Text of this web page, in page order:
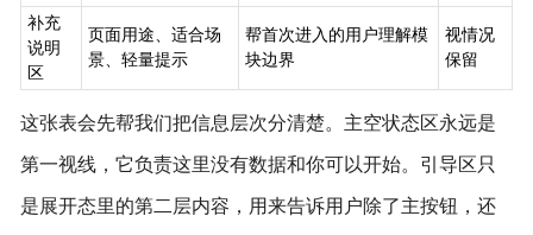
补充
说明
区
页面用途、适合场
景、轻量提示
帮首次进入的用户理解模
块边界
视情况
保留
这张表会先帮我们把信息层次分清楚。主空状态区永远是
第一视线，它负责这里没有数据和你可以开始。引导区只
是展开态里的第二层内容，用来告诉用户除了主按钮，还